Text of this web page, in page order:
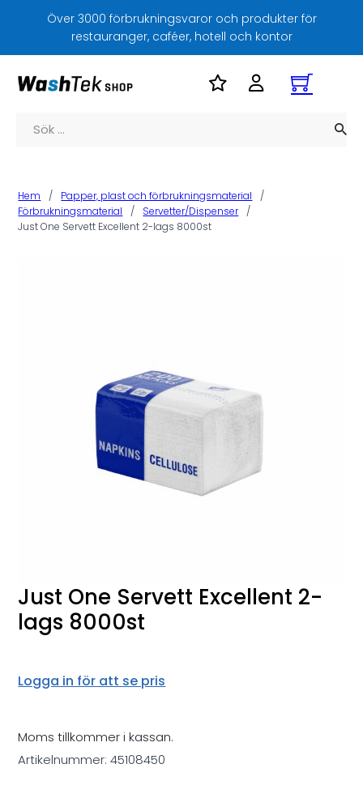
Över 3000 förbrukningsvaror och produkter för
restauranger, caféer, hotell och kontor
Sök
Hem / Papper, plast och förbrukningsmaterial
/
Förbrukningsmaterial
/ Servetter/Dispenser
/
Just One Servett Excellent 2-lags 8000st
Just One Servett Excellent 2-
lags 8000st
Logga in för att se pris
Moms tillkommer i kassan.
Artikelnummer:45108450